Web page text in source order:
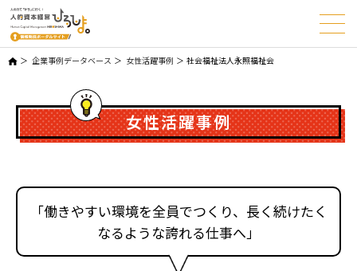
企業事例データベース 女性活躍事例 社会福祉法人永照福祉会
女性活躍事例
「働きやすい環境を全員でつくり、長く続けたく
なるような誇れる仕事へ」